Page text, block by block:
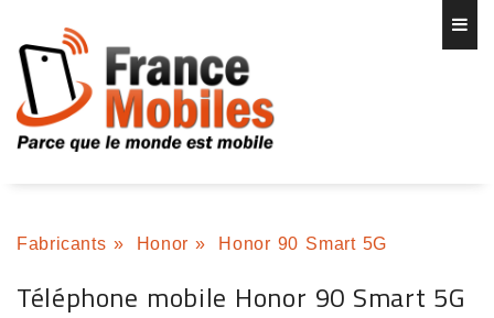
Fabricants » Honor » Honor 90 Smart 5G
Téléphone mobile Honor 90 Smart 5G